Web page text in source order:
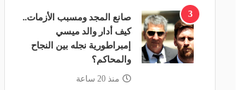
3
صانع المجد ومسبب الأزمات..
كيف أدار والد ميسي
إمبراطورية نجله بين النجاح
والمحاكم؟
منذ 20 ساعة